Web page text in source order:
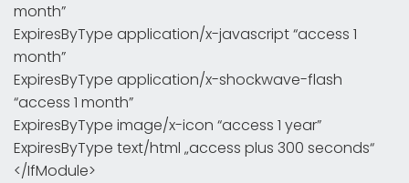
month”
ExpiresByType application/x-javascript “access 1
month”
ExpiresByType application/x-shockwave-flash
“access 1 month”
ExpiresByType image/x-icon “access 1 year”
ExpiresByType text/html „access plus 300 seconds“
</IfModule>